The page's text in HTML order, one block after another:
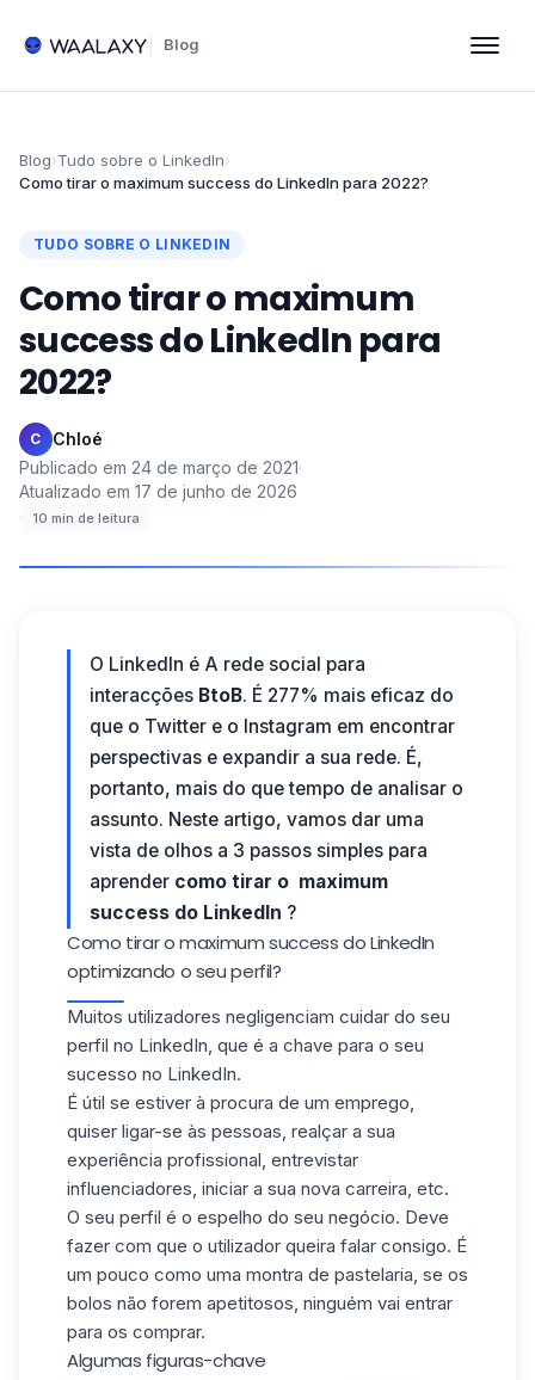
Blog
Blog›Tudo sobre o LinkedIn›
Como tirar o maximum success do LinkedIn para 2022?
TUDO SOBRE O LINKEDIN
Como tirar o maximum
success do LinkedIn para
2022?
C Chloé·
Publicado em 24 de março de 2021·
Atualizado em 17 de junho de 2026
·
10 min de leitura
O LinkedIn é A rede social para
interacções BtoB. É 277% mais eficaz do
que o Twitter e o Instagram em encontrar
perspectivas e expandir a sua rede. É,
portanto, mais do que tempo de analisar o
assunto. Neste artigo, vamos dar uma
vista de olhos a 3 passos simples para
aprender como tirar o maximum
success do LinkedIn ?
Como tirar o maximum success do LinkedIn
optimizando o seu perfil?
Muitos utilizadores negligenciam cuidar do seu
perfil no LinkedIn, que é a chave para o seu
sucesso no LinkedIn.
É útil se estiver à procura de um emprego,
quiser ligar-se às pessoas, realçar a sua
experiência profissional, entrevistar
influenciadores, iniciar a sua nova carreira, etc.
O seu perfil é o espelho do seu negócio. Deve
fazer com que o utilizador queira falar consigo. É
um pouco como uma montra de pastelaria, se os
bolos não forem apetitosos, ninguém vai entrar
para os comprar.
Algumas figuras-chave